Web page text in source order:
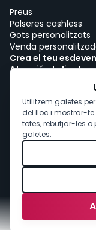
Preus
Polseres cashless
Gots personalitzats
Venda
Crea el teu
Atenció al client
Treballa amb
Consentiment de
Utilitzem galetes
del lloc i mostrar-
totes, rebutjar-les o
galetes.